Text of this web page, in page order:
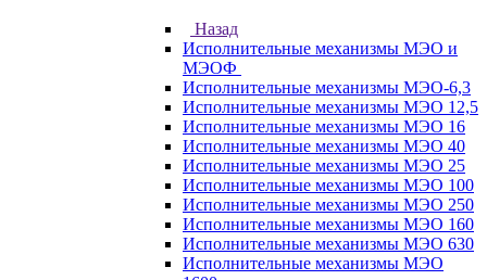
Назад
Исполнительные механизмы МЭО и
МЭОФ
Исполнительные механизмы МЭО-6,3
Исполнительные механизмы МЭО 12,5
Исполнительные механизмы МЭО 16
Исполнительные механизмы МЭО 40
Исполнительные механизмы МЭО 25
Исполнительные механизмы МЭО 100
Исполнительные механизмы МЭО 250
Исполнительные механизмы МЭО 160
Исполнительные механизмы МЭО 630
Исполнительные механизмы МЭО